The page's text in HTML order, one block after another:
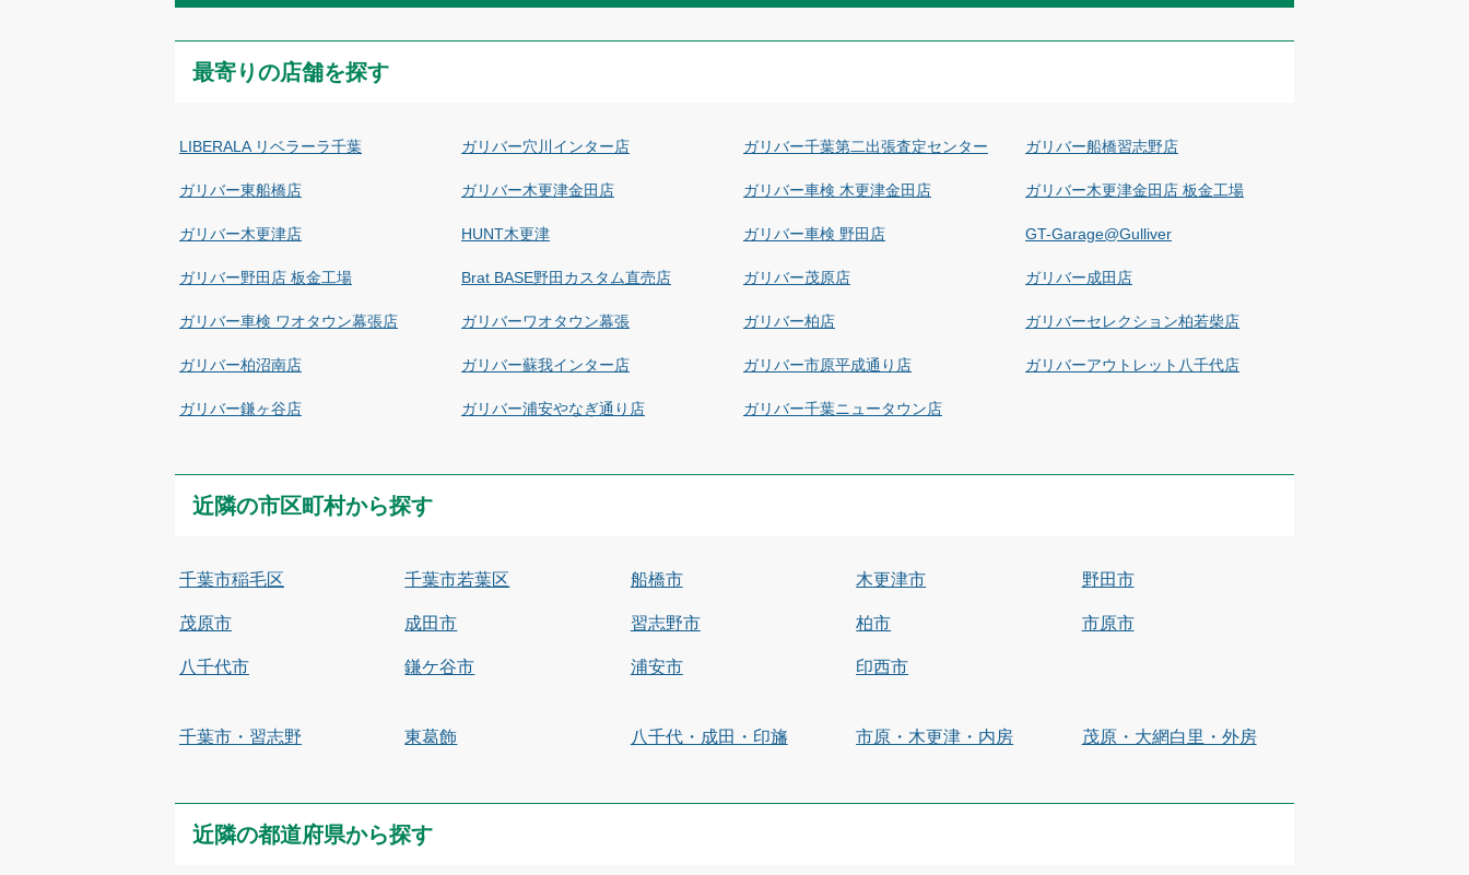
最寄りの店舗を探す
LIBERALA リベラーラ千葉 ガリバー穴川インター店 ガリバー千葉第二出張査定センター ガリバー船橋習志野店
ガリバー東船橋店 ガリバー木更津金田店 ガリバー車検 木更津金田店 ガリバー木更津金田店 板金工場
ガリバー木更津店 HUNT木更津 ガリバー車検 野田店 GT-Garage@Gulliver
ガリバー野田店 板金工場 Brat BASE野田カスタム直売店 ガリバー茂原店 ガリバー成田店
ガリバー車検 ワオタウン幕張店 ガリバーワオタウン幕張 ガリバー柏店 ガリバーセレクション柏若柴店
ガリバー柏沼南店 ガリバー蘇我インター店 ガリバー市原平成通り店 ガリバーアウトレット八千代店
ガリバー鎌ヶ谷店 ガリバー浦安やなぎ通り店 ガリバー千葉ニュータウン店
近隣の市区町村から探す
千葉市稲毛区 千葉市若葉区 船橋市 木更津市 野田市
茂原市 成田市 習志野市 柏市 市原市
八千代市 鎌ケ谷市 浦安市 印西市
千葉市・習志野 東葛飾 八千代・成田・印旛 市原・木更津・内房 茂原・大網白里・外房
近隣の都道府県から探す